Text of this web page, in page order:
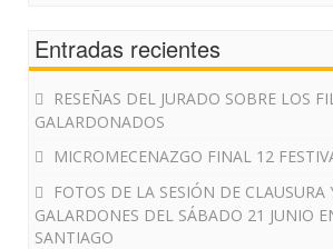
Entradas recientes
RESEÑAS DEL JURADO SOBRE LOS
GALARDONADOS
MICROMECENAZGO FINAL 12
FOTOS DE LA SESIÓN DE CLAUSURA
GALARDONES DEL SÁBADO 21 JUNIO
SANTIAGO